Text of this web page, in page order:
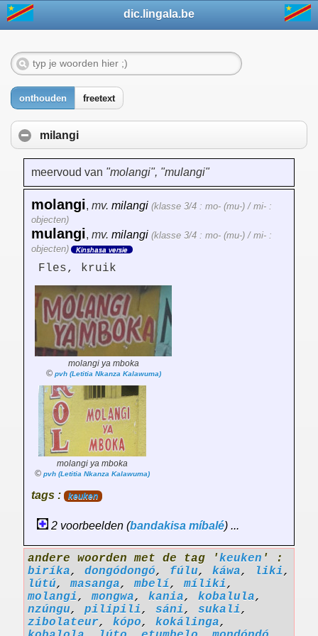
dic.lingala.be
onthouden freetext
milangi
meervoud van "molangi", "mulangi"
molangi, mv. milangi (klasse 3/4 : mo- (mu-) / mi- :
objecten)
mulangi, mv. milangi (klasse 3/4 : mo- (mu-) / mi- :
objecten)
Kinshasa versie
Fles, kruik
molangi ya mboka
© pvh (Letitia Nkanza Kalawuma)
molangi ya mboka
© pvh (Letitia Nkanza Kalawuma)
tags : keuken
2 voorbeelden (bandakisa míbalé) ...
andere woorden met de tag 'keuken ' :
biríka, dongódongó, fúlu, káwa, liki,
lútú,masanga,mbelí,míliki,
molangi,mongwa, kania, kobalula,
nzúngu, pilipili, sáni, sukali,
zibolateur, kópo, kokálinga,